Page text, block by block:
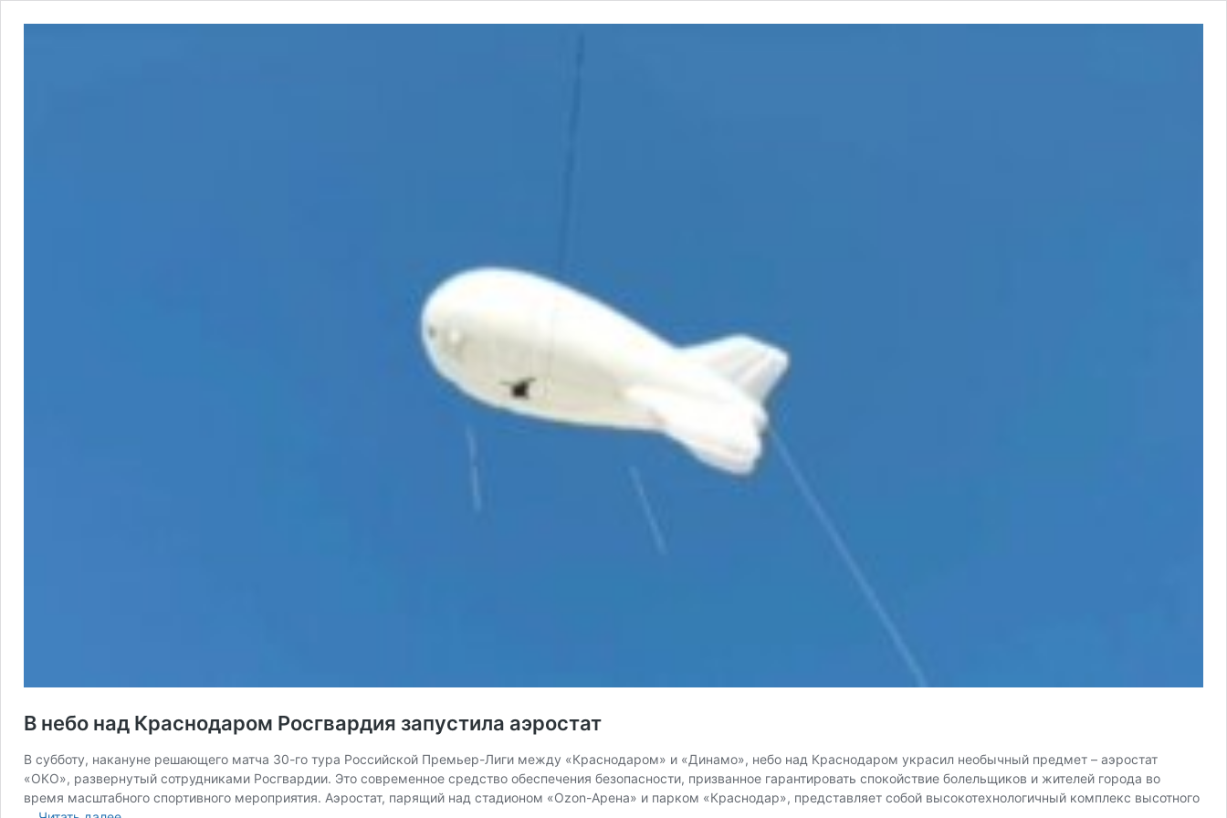
В небо над Краснодаром Росгвардия запустила аэростат
В субботу, накануне решающего матча 30-го тура Российской Премьер-Лиги между «Краснодаром» и «Динамо», небо над Краснодаром украсил необычный предмет – аэростат
«ОКО», развернутый сотрудниками Росгвардии. Это современное средство обеспечения безопасности, призванное гарантировать спокойствие болельщиков и жителей города во
время масштабного спортивного мероприятия. Аэростат, парящий над стадионом «Ozon-Арена» и парком «Краснодар», представляет собой высокотехнологичный комплекс высотного